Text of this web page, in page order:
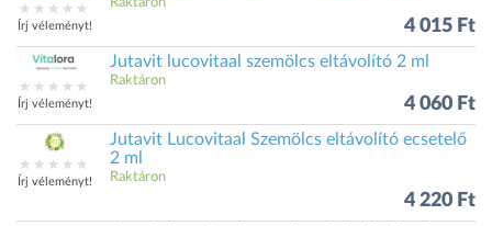
Írj véleményt! 4 015 Ft
Írj véleményt!
Jutavit lucovitaal szemölcs eltávolító 2 ml
Raktáron
4 060 Ft
Írj véleményt!
Jutavit Lucovitaal Szemölcs eltávolító ecsetelő
2 ml
Raktáron
4 220 Ft